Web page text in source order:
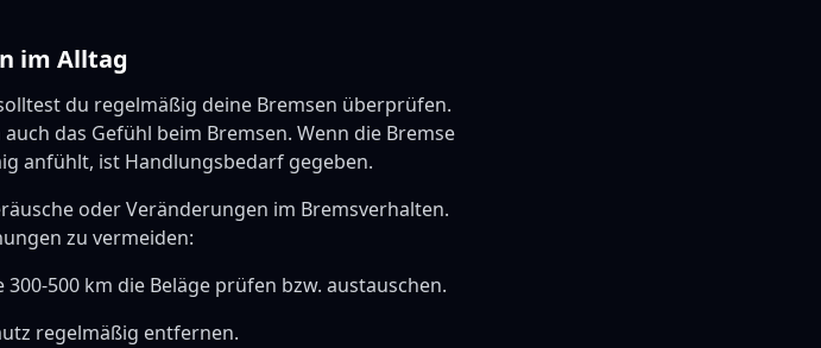
im Alltag
du regelmäßig deine Bremsen überprüfen.
das Gefühl beim Bremsen. Wenn die Bremse
anfühlt, ist Handlungsbedarf gegeben.
oder Veränderungen im Bremsverhalten.
zu vermeiden:
300-500 km die Beläge prüfen bzw. austauschen.
regelmäßig entfernen.